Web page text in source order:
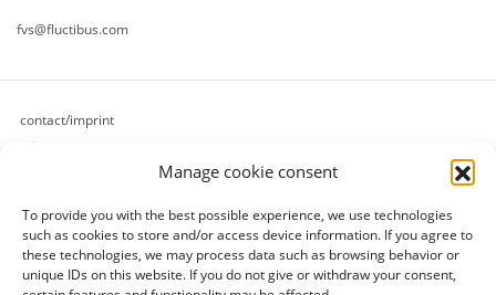
Manage cookie consent
To provide you with the best possible experience, we use technologies
such as cookies to store and/or access device information. If you agree to
these technologies, we may process data such as browsing behavior or
unique IDs on this website. If you do not give or withdraw your consent,
fvs@fluctibus.com
contact/imprint
privacy
refund and returns policy
payment methods
shipping methods